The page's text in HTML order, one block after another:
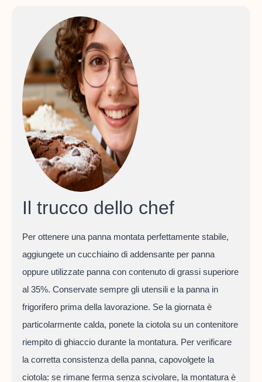
Il trucco dello chef
Per ottenere una panna montata perfettamente stabile,
aggiungete un cucchiaino di addensante per panna
oppure utilizzate panna con contenuto di grassi superiore
al 35%. Conservate sempre gli utensili e la panna in
frigorifero prima della lavorazione. Se la giornata è
particolarmente calda, ponete la ciotola su un contenitore
riempito di ghiaccio durante la montatura. Per verificare
la corretta consistenza della panna, capovolgete la
ciotola: se rimane ferma senza scivolare, la montatura è